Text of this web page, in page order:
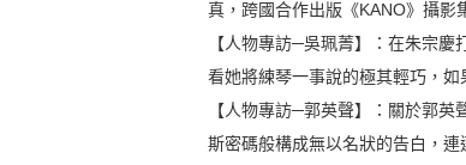
真，跨國合作出版《KANO》攝影
【人物專訪─吳珮菁】：在朱宗
看她將練琴一事說的極其輕巧，
【人物專訪─郭英聲】：關於郭
斯密碼般構成無以名狀的告白，連